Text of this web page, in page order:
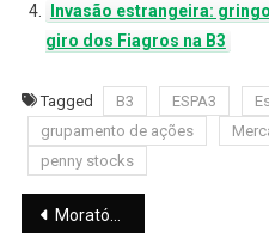
Invasão estrangeira:
giro dos Fiagros na B3
Tagged B3 ESPA3
grupamento de ações
penny stocks
Navegação
Moratória do Comércio Eletrônico: Impasse entre Brasil e EUA trava negociações na OMC